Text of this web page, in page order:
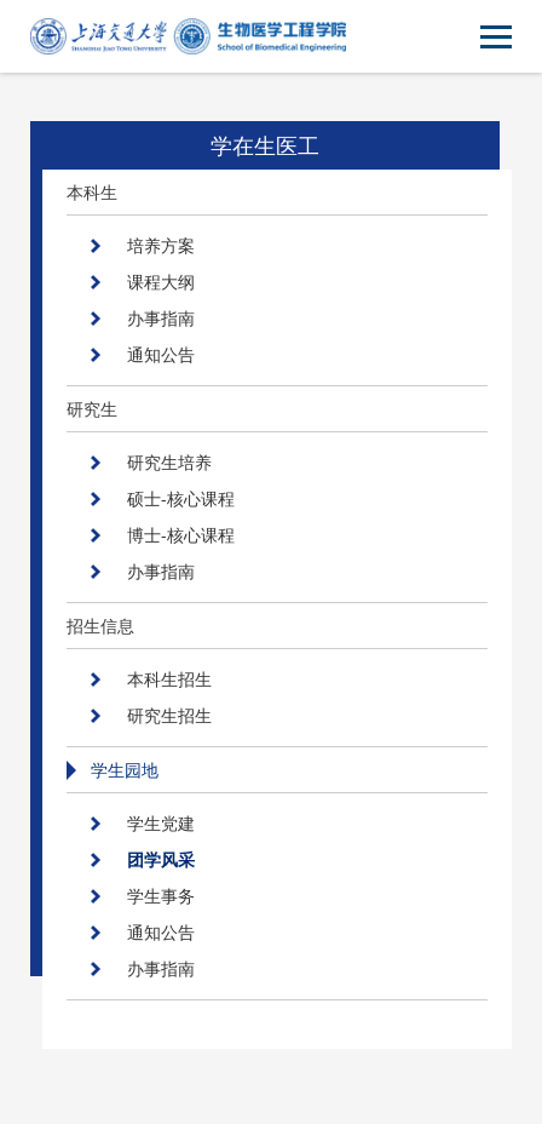
学在生医工
本科生
培养方案
课程大纲
办事指南
通知公告
研究生
研究生培养
硕士-核心课程
博士-核心课程
办事指南
招生信息
本科生招生
研究生招生
学生园地
学生党建
团学风采
学生事务
通知公告
办事指南